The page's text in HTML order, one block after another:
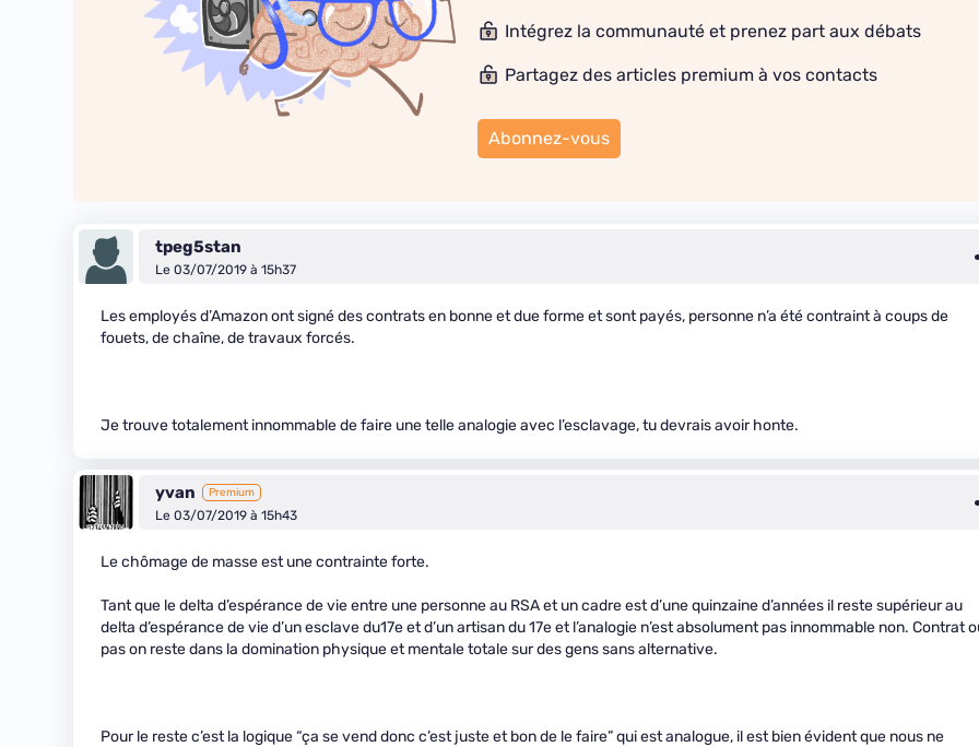
Intégrez la communauté et prenez part aux débats
Partagez des articles premium à vos contacts
Abonnez-vous
tpeg5stan
Le 03/07/2019 à 15h37
Les employés d’Amazon ont signé des contrats en bonne et due forme et sont payés, personne n’a été contraint à coups de
fouets, de chaîne, de travaux forcés.
Je trouve totalement innommable de faire une telle analogie avec l’esclavage, tu devrais avoir honte.
yvan Premium
Le 03/07/2019 à 15h43
Le chômage de masse est une contrainte forte.
Tant que le delta d’espérance de vie entre une personne au RSA et un cadre est d’une quinzaine d’années il reste supérieur au
delta d’espérance de vie d’un esclave du17e et d’un artisan du 17e et l’analogie n’est absolument pas innommable non. Contrat
pas on reste dans la domination physique et mentale totale sur des gens sans alternative.
Pour le reste c’est la logique “ça se vend donc c’est juste et bon de le faire” qui est analogue, il est bien évident que nous ne